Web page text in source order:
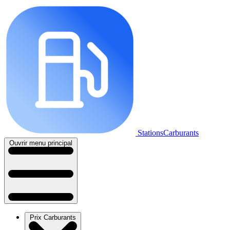
StationsCarburants
Ouvrir menu principal
Prix Carburants